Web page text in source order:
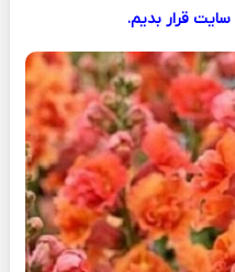
سایت قرار بدیم.